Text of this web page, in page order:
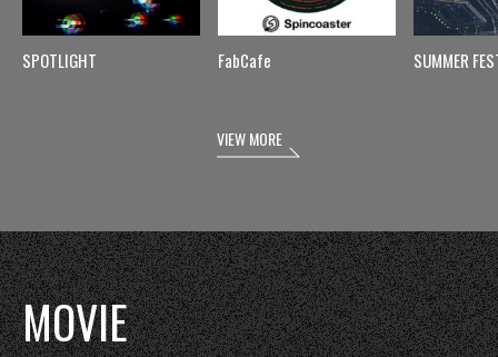
SPOTLIGHT FabCafe SUMMER
VIEW MORE
MOVIE